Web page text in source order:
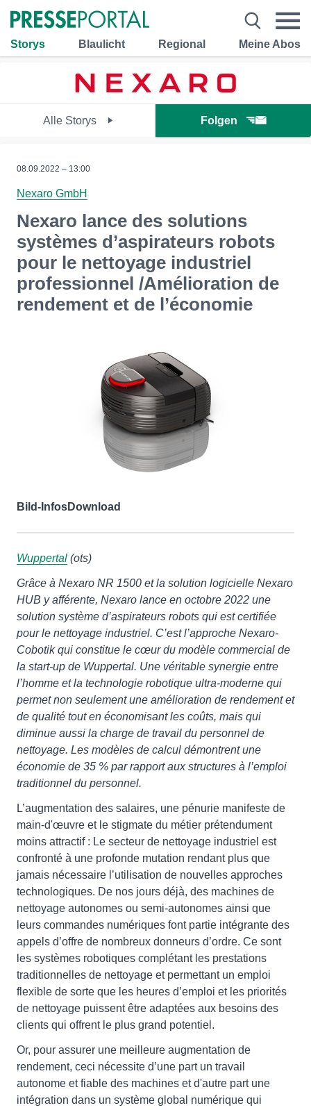
Storys Blaulicht Regional Meine Abos
Alle Storys Folgen
08.09.2022 – 13:00
Nexaro GmbH
Nexaro lance des solutions
systèmes d’aspirateurs robots
pour le nettoyage industriel
professionnel /Amélioration de
rendement et de l’économie
Bild-InfosDownload
Wuppertal (ots)
Grâce à Nexaro NR 1500 et la solution logicielle Nexaro
HUB y afférente, Nexaro lance en octobre 2022 une
solution système d’aspirateurs robots qui est certifiée
pour le nettoyage industriel. C’est l’approche Nexaro-
Cobotik qui constitue le cœur du modèle commercial de
la start-up de Wuppertal. Une véritable synergie entre
l’homme et la technologie robotique ultra-moderne qui
permet non seulement une amélioration de rendement et
de qualité tout en économisant les coûts, mais qui
diminue aussi la charge de travail du personnel de
nettoyage. Les modèles de calcul démontrent une
économie de 35 % par rapport aux structures à l’emploi
traditionnel du personnel.
L’augmentation des salaires, une pénurie manifeste de
main-d'œuvre et le stigmate du métier prétendument
moins attractif : Le secteur de nettoyage industriel est
confronté à une profonde mutation rendant plus que
jamais nécessaire l’utilisation de nouvelles approches
technologiques. De nos jours déjà, des machines de
nettoyage autonomes ou semi-autonomes ainsi que
leurs commandes numériques font partie intégrante des
appels d’offre de nombreux donneurs d’ordre. Ce sont
les systèmes robotiques complétant les prestations
traditionnelles de nettoyage et permettant un emploi
flexible de sorte que les heures d’emploi et les priorités
de nettoyage puissent être adaptées aux besoins des
clients qui offrent le plus grand potentiel.
Or, pour assurer une meilleure augmentation de
rendement, ceci nécessite d’une part un travail
autonome et fiable des machines et d'autre part une
intégration dans un système global numérique qui